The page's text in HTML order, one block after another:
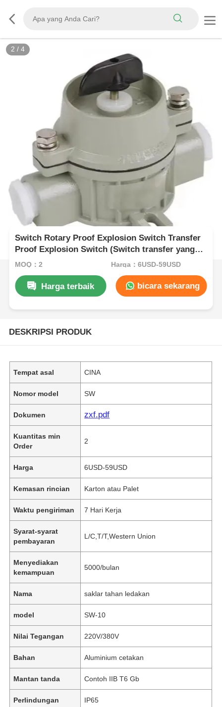
2 / 4
Switch Rotary Proof Explosion Switch Transfer
Proof Explosion Switch (Switch transfer yang
tahan ledakan)
MOQ：2 Harga：6USD-59USD
Harga terbaik bicara sekarang
DESKRIPSI PRODUK
Tempat asal CINA
Nomor model SW
Dokumen zxf.pdf
Kuantitas min
Order
2
Harga 6USD-59USD
Kemasan rincian Karton atau Palet
Waktu pengiriman 7 Hari Kerja
Syarat-syarat
pembayaran
L/C,T/T,Western Union
Menyediakan
kemampuan
5000/bulan
Nama saklar tahan ledakan
model SW-10
Nilai Tegangan 220V/380V
Bahan Aluminium cetakan
Mantan tanda Contoh IIB T6 Gb
Perlindungan IP65